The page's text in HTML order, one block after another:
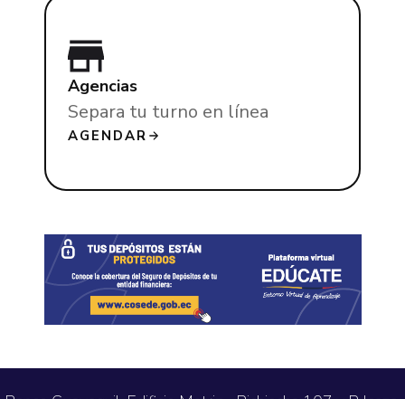
Agencias
Separa tu turno en línea
AGENDAR